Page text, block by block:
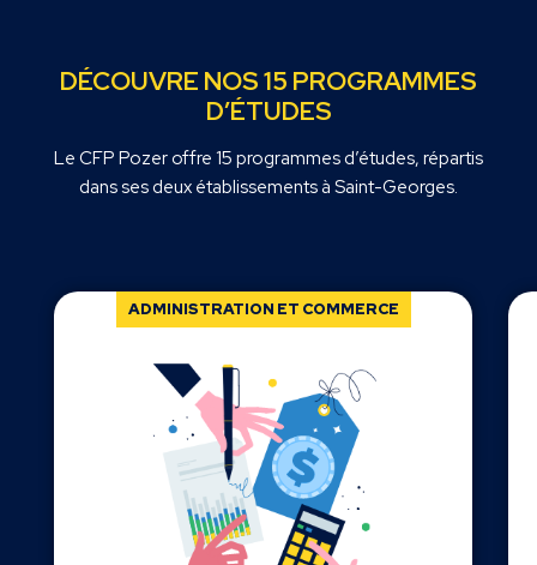
DÉCOUVRE NOS 15 PROGRAMMES
D’ÉTUDES
Le CFP Pozer offre 15 programmes d’études, répartis
dans ses deux établissements à Saint-Georges.
ADMINISTRATION ET COMMERCE